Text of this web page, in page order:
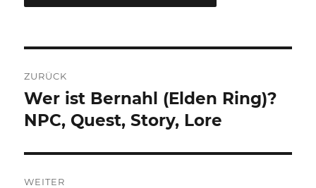
ZURÜCK
Vorheriger
Beitrag:
Wer ist Bernahl (Elden Ring)?
NPC, Quest, Story, Lore
WEITER